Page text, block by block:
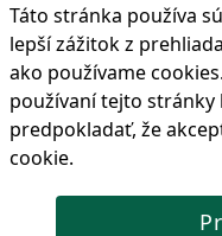
Táto stránka používa
lepší zážitok z
ako používame cookies
používaní tejto stránky
predpokladať, že
cookie.
+36/30 343 6714
Lincos s.r.o.,
Rača, Slovensko
Iba sídlo firmy